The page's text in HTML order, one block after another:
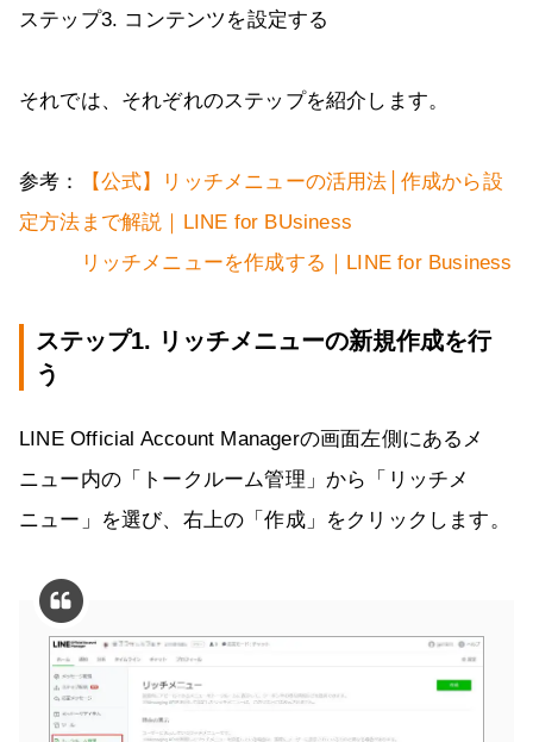
ステップ3. コンテンツを設定する
それでは、それぞれのステップを紹介します。
参考：
【公式】リッチメニューの活用法│作成から設
定方法まで解説｜LINE for BUsiness
リッチメニューを作成する｜LINE for Business
ステップ1. リッチメニューの新規作成を行
う
LINE Official Account Managerの画面左側にあるメ
ニュー内の「トークルーム管理」から「リッチメ
ニュー」を選び、右上の「作成」をクリックします。